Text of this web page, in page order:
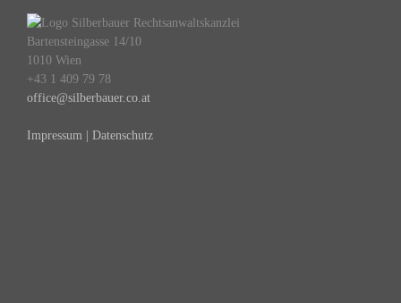
Bartensteingasse 14/10
1010 Wien
+43 1 409 79 78
office@silberbauer.co.at
Impressum | Datenschutz